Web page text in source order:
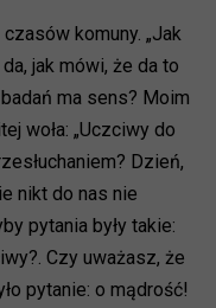
komuny. „Jak
jak mówi, że da to
ma sens? Moim
woła: „Uczciwy do
Dzień,
nikt do nas nie
pytania były takie:
Czy uważasz, że
pytanie: o mądrość!